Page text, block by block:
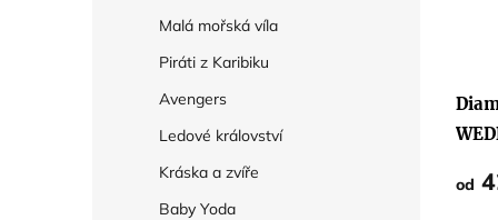
Malá mořská víla
Piráti z Karibiku
Avengers
Ledové království
Kráska a zvíře
Baby Yoda
od